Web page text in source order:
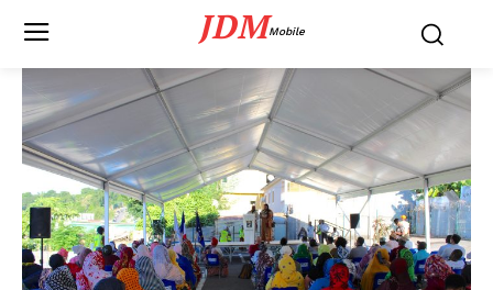
JDMMobile